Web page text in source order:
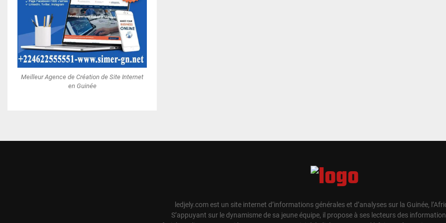
Meilleur Agence de Création de Site Internet
en Guinée
ledjely.com est un site internet d’informations générales et d’analyses sur la Guinée,
S’appuyant sur le dynamisme de sa jeune équipe, il propose à ses lecteurs des